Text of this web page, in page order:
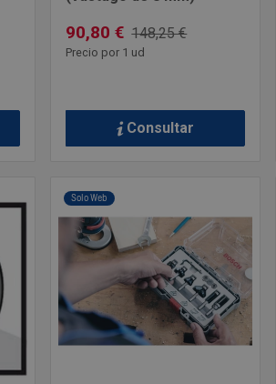
90,80 € 148,25 €
Precio por 1 ud
Consultar
Solo Web